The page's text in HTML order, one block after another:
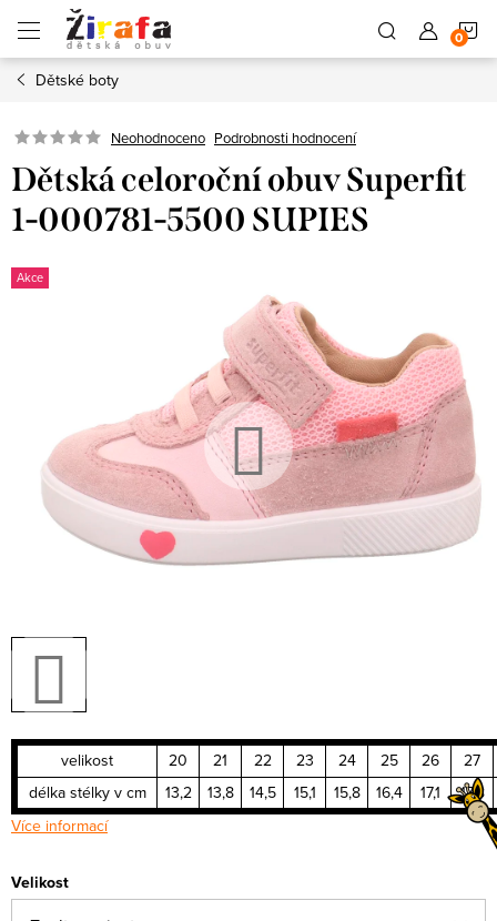
obsah
Dětské boty
Neohodnoceno Podrobnosti hodnocení
Dětská celoroční obuv Superfit
1-000781-5500 SUPIES
Akce
velikost 20 21 22 23 24 25 26
27
délka stélky v cm
13,2 13,8 14,5 15,1 15,8 16,4 17,1
17,8
Více informací
Velikost